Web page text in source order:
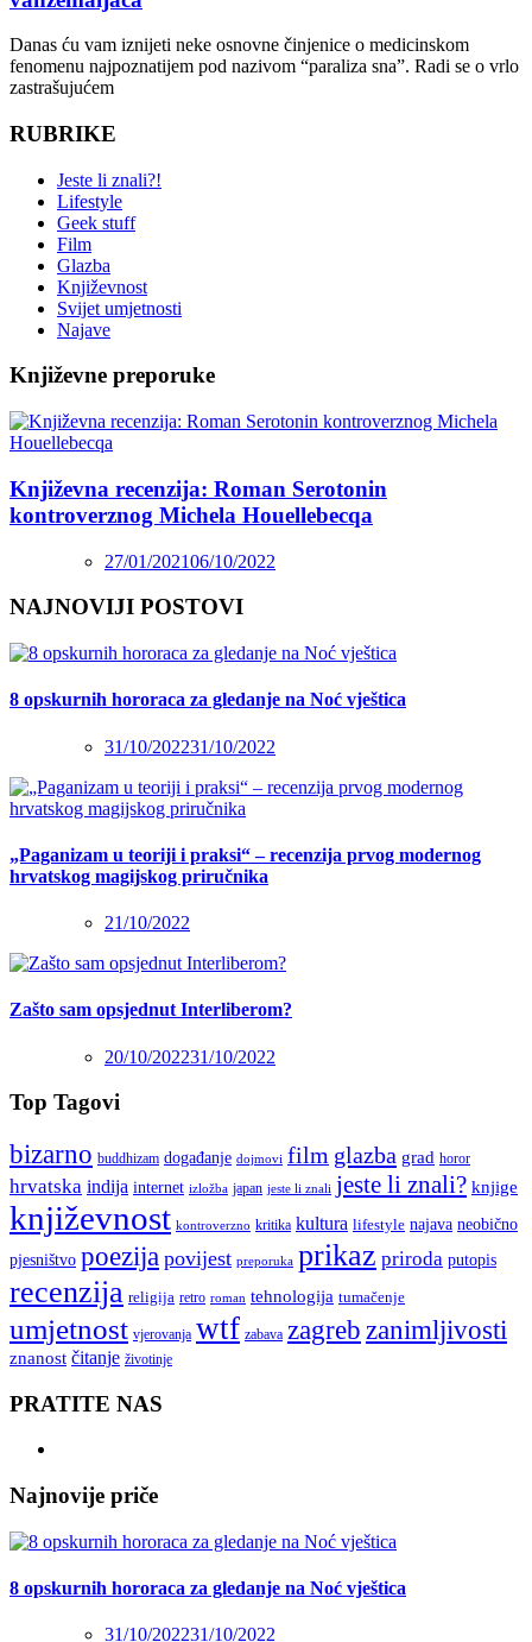
Danas ću vam iznijeti neke osnovne činjenice o medicinskom
fenomenu najpoznatijem pod nazivom “paraliza sna”. Radi se o vrlo
zastrašujućem
RUBRIKE
Jeste li znali?!
Lifestyle
Geek stuff
Film
Glazba
Književnost
Svijet umjetnosti
Najave
Književne preporuke
Književna recenzija: Roman Serotonin
kontroverznog Michela Houellebecqa
27/01/202106/10/2022
NAJNOVIJI POSTOVI
8 opskurnih hororaca za gledanje na Noć vještica
31/10/202231/10/2022
„Paganizam u teoriji i praksi“ – recenzija prvog modernog
hrvatskog magijskog priručnika
21/10/2022
Zašto sam opsjednut Interliberom?
20/10/202231/10/2022
Top Tagovi
bizarno buddhizam događanje dojmovi film glazba grad horor
hrvatska indija internet izložba japan jeste li znali jeste li znali? knjige
književnost kontroverzno kritika kultura lifestyle najava neobično
pjesništvo poezija povijest preporuka prikaz priroda putopis
recenzija religija retro roman tehnologija tumačenje
umjetnost vjerovanja wtf zabava zagreb zanimljivosti
znanost čitanje životinje
PRATITE NAS
Najnovije priče
8 opskurnih hororaca za gledanje na Noć vještica
31/10/202231/10/2022